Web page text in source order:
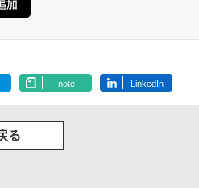
note LinkedIn
る